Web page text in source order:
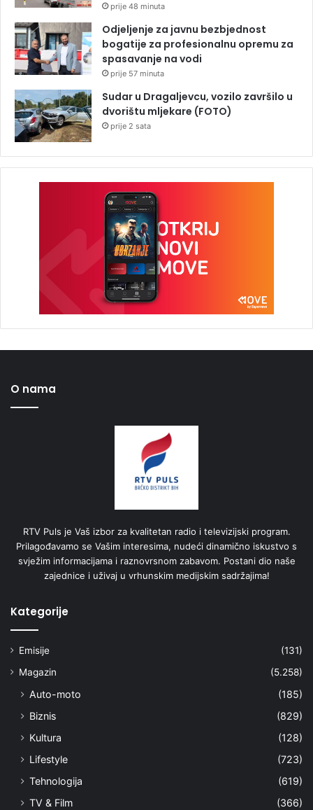
prije 48 minuta
Odjeljenje za javnu bezbjednost
bogatije za profesionalnu opremu za
spasavanje na vodi
prije 57 minuta
Sudar u Dragaljevcu, vozilo završilo u
dvorištu mljekare (FOTO)
prije 2 sata
O nama
RTV Puls je Vaš izbor za kvalitetan radio i televizijski program.
Prilagođavamo se Vašim interesima, nudeći dinamično iskustvo s
svježim informacijama i raznovrsnom zabavom. Postani dio naše
zajednice i uživaj u vrhunskim medijskim sadržajima!
Kategorije
Emisije
(131)
Magazin
(5.258)
Auto-moto
(185)
Biznis
(829)
Kultura
(128)
Lifestyle
(723)
Tehnologija
(619)
TV & Film
(366)